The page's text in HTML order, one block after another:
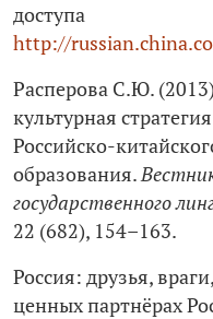
доступа
http://
Расперова С.Ю.
культурная
Российско-
образования.
государственного
22 (682), 154–163.
Россия: друзья,
ценных партнёрах